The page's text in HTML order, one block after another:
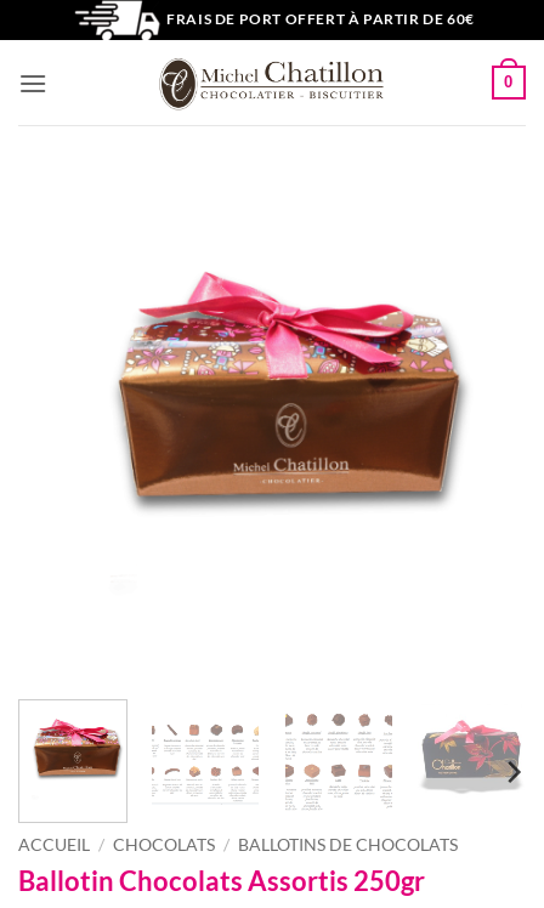
au
contenu
FRAIS DE PORT OFFERT À PARTIR DE 60€
0
ACCUEIL / CHOCOLATS / BALLOTINS DE CHOCOLATS
Ballotin Chocolats Assortis 250gr